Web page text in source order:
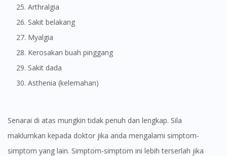
Arthralgia
Sakit belakang
Myalgia
Kerosakan buah pinggang
Sakit dada
Asthenia (kelemahan)
Senarai di atas mungkin tidak penuh dan lengkap. Sila
maklumkan kepada doktor jika anda mengalami simptom-
simptom yang lain. Simptom-simptom ini lebih terserlah jika